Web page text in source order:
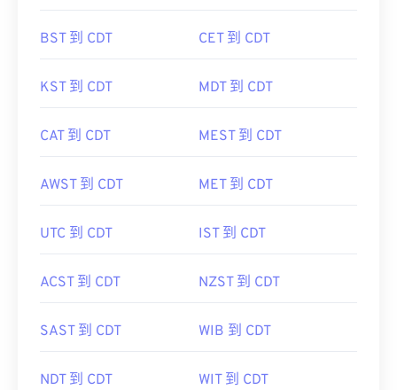
BST 到 CDT CET 到 CDT
KST 到 CDT MDT 到 CDT
CAT 到 CDT MEST 到 CDT
AWST 到 CDT MET 到 CDT
UTC 到 CDT IST 到 CDT
ACST 到 CDT NZST 到 CDT
SAST 到 CDT WIB 到 CDT
NDT 到 CDT WIT 到 CDT